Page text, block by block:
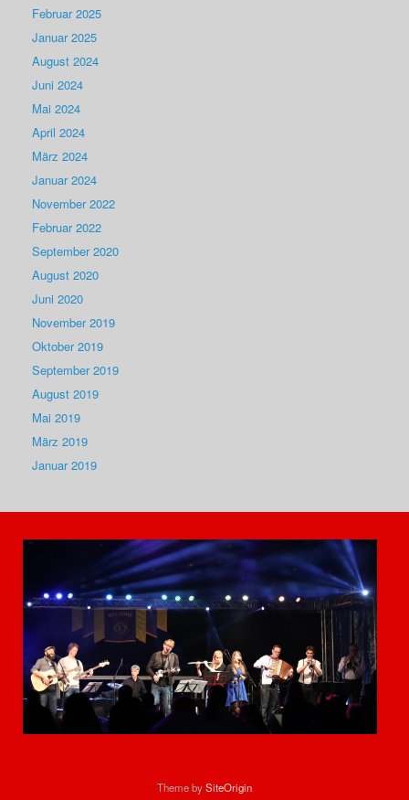
Februar 2025
Januar 2025
August 2024
Juni 2024
Mai 2024
April 2024
März 2024
Januar 2024
November 2022
Februar 2022
September 2020
August 2020
Juni 2020
November 2019
Oktober 2019
September 2019
August 2019
Mai 2019
März 2019
Januar 2019
Theme bySiteOrigin